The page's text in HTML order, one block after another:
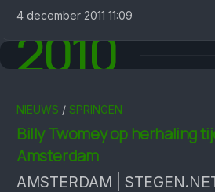
4 december 2011 11:09
2010
NIEUWS / SPRINGEN
Billy Twomey op herhaling
Amsterdam
AMSTERDAM |